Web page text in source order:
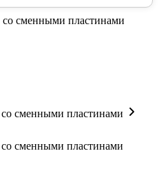
сменными пластинами
сменными пластинами
сменными пластинами